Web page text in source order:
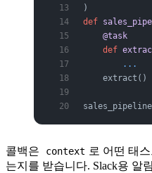
)
def
    @task
    def
        ...
    extract()
콜백은 context 로 어떤 태
는지를 받습니다. Slack용 알